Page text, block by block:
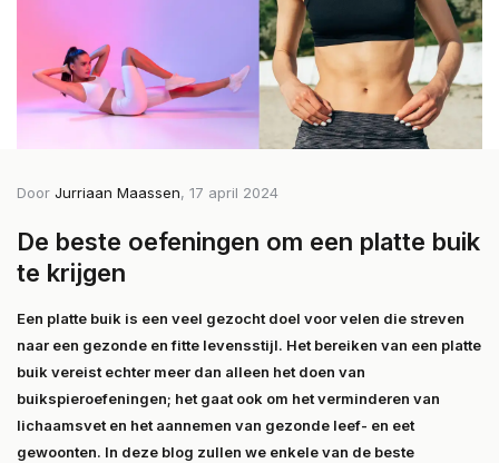
Door Jurriaan Maassen, 17 april 2024
De beste oefeningen om een platte buik
te krijgen
Een platte buik is een veel gezocht doel voor velen die streven
naar een gezonde en fitte levensstijl. Het bereiken van een platte
buik vereist echter meer dan alleen het doen van
buikspieroefeningen; het gaat ook om het verminderen van
lichaamsvet en het aannemen van gezonde leef- en eet
gewoonten. In deze blog zullen we enkele van de beste